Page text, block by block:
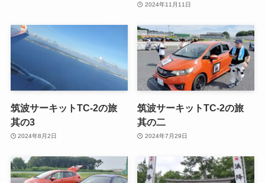
2024年11月11日
筑波サーキットTC-2の旅
其の3
2024年8月2日
筑波サーキットTC-2の旅
其の二
2024年7月29日